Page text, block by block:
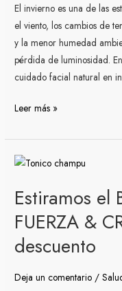
El invierno es una de las
el viento, los cambios de
y la menor humedad
pérdida de luminosidad.
cuidado facial natural en
piel
calmada
y
nutrida
Leer más »
Estiramos el
FUERZA &
descuento
Deja un comentario /
Estiramos
BLACK
FRIDAY:
PACK
FUERZA
CRECIMIENTO